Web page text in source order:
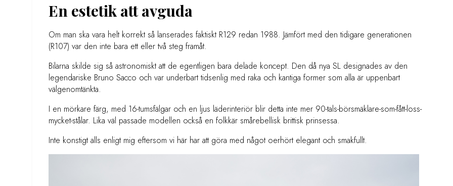
En estetik att avguda
Om man ska vara helt korrekt så lanserades faktiskt R129 redan 1988. Jämfört med den tidigare generationen
(R107) var den inte bara ett eller två steg framåt.
Bilarna skilde sig så astronomiskt att de egentligen bara delade koncept. Den då nya SL designades av den
legendariske Bruno Sacco och var underbart tidsenlig med raka och kantiga former som alla är uppenbart
välgenomtänkta.
I en mörkare färg, med 16-tumsfälgar och en ljus läderinteriör blir detta inte mer 90-tals-börsmäklare-som-fått-loss-
mycket-stålar. Lika väl passade modellen också en folkkär smårebellisk brittisk prinsessa.
Inte konstigt alls enligt mig eftersom vi här har att göra med något oerhört elegant och smakfullt.